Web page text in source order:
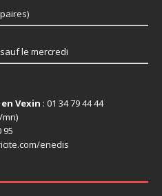
le mercredi
Vexin : 01 34 79 44 44
mn)
95
enedis